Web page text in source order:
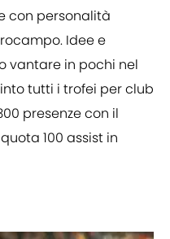
con personalità
Idee e
vantare in pochi nel
tutti i trofei per club
presenze con il
100 assist in